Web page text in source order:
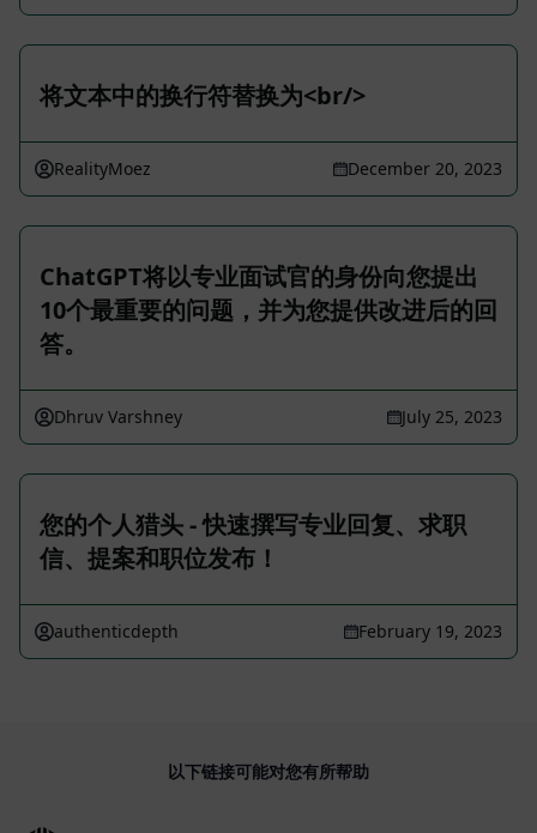
将文本中的换行符替换为<br/>
RealityMoez December 20, 2023
ChatGPT将以专业面试官的身份向您提出
10个最重要的问题，并为您提供改进后的回
答。
Dhruv Varshney July 25, 2023
您的个人猎头 - 快速撰写专业回复、求职
信、提案和职位发布！
authenticdepth February 19, 2023
以下链接可能对您有所帮助